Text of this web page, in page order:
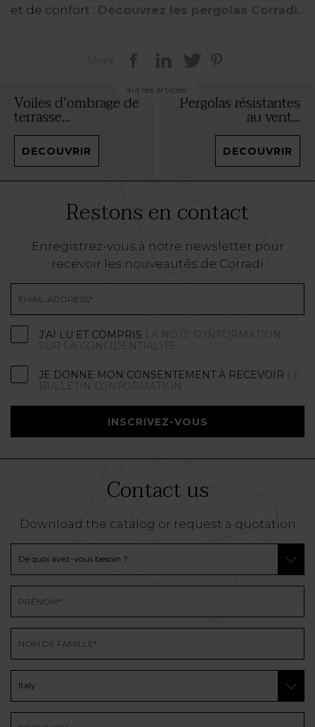
et de confort : Découvrez les pergolas Corradi.
Share
autres articles:
Voiles d'ombrage de
terrasse...
DECOUVRIR
Pergolas résistantes
au vent...
DECOUVRIR
Restons en contact
Enregistrez-vous à notre newsletter pour
recevoir les nouveautés de Corradi
J’AI LU ET COMPRIS LA NOTE D’INFORMATION
SUR LA CONFIDENTIALITÉ
JE DONNE MON CONSENTEMENT À RECEVOIR LE
BULLETIN D'INFORMATION
INSCRIVEZ-VOUS
Contact us
Download the catalog or request a quotation